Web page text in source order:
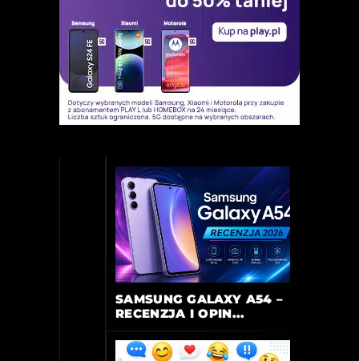
SAMSUNG GALAXY A54 –
RECENZJA I OPIN...